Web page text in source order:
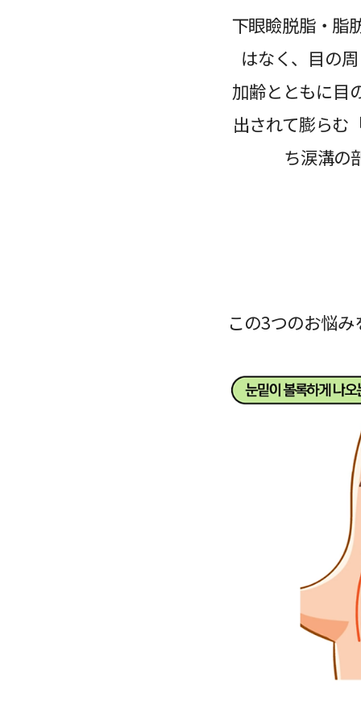
下眼瞼脱脂・脂
はなく、目の
加齢とともに目
出されて膨らむ
ち涙溝の
この3つのお悩